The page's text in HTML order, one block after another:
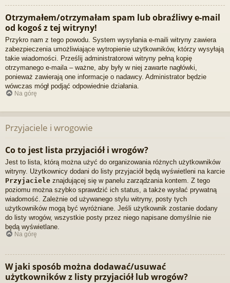
Otrzymałem/otrzymałam spam lub obraźliwy e-mail
od kogoś z tej witryny!
Przykro nam z tego powodu. System wysyłania e-maili witryny zawiera
zabezpieczenia umożliwiające wytropienie użytkowników, którzy wysyłają
takie wiadomości. Prześlij administratorowi witryny pełną kopię
otrzymanego e-maila – ważne, aby były w niej zawarte nagłówki,
ponieważ zawierają one informacje o nadawcy. Administrator będzie
wówczas mógł podjąć odpowiednie działania.
Na górę
Przyjaciele i wrogowie
Co to jest lista przyjaciół i wrogów?
Jest to lista, którą można użyć do organizowania różnych użytkowników
witryny. Użytkownicy dodani do listy przyjaciół będą wyświetleni na karcie
Przyjaciele znajdującej się w panelu zarządzania kontem. Z tego
poziomu można szybko sprawdzić ich status, a także wysłać prywatną
wiadomość. Zależnie od używanego stylu witryny, posty tych
użytkowników mogą być wyróżniane. Jeśli użytkownik zostanie dodany
do listy wrogów, wszystkie posty przez niego napisane domyślnie nie
będą wyświetlane.
Na górę
W jaki sposób można dodawać/usuwać
użytkowników z listy przyjaciół lub wrogów?